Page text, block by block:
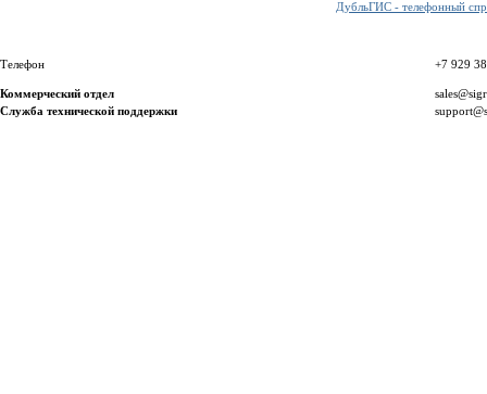
ДубльГИС - телефонный
Телефон +7 929
Коммерческий отдел
Служба технической поддержки